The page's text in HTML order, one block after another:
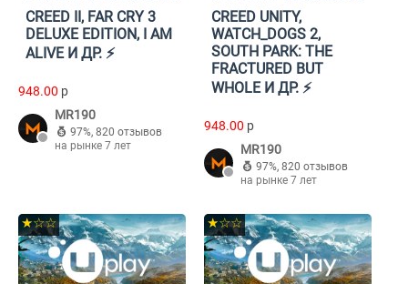
CREED II, FAR CRY 3
DELUXE EDITION, I AM
ALIVE И ДР. ⚡️
948.00 p
MR190
97%, 820 отзывов
на рынке 7 лет
CREED UNITY,
WATCH_DOGS 2,
SOUTH PARK: THE
FRACTURED BUT
WHOLE И ДР. ⚡️
948.00 p
MR190
97%, 820 отзывов
на рынке 7 лет
★☆☆ ★☆☆